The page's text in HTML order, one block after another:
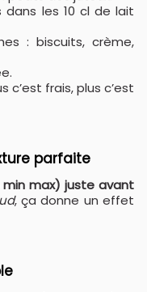
les 10 cl de lait
: biscuits, crème,
c’est frais, plus c’est
parfaite
min max) juste avant
, ça donne un effet